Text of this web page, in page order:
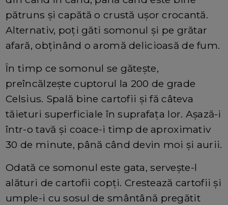
pătruns și capătă o crustă ușor crocantă.
Alternativ, poți găti somonul și pe grătar
afară, obținând o aromă delicioasă de fum.
În timp ce somonul se gătește,
preîncălzește cuptorul la 200 de grade
Celsius. Spală bine cartofii și fă câteva
tăieturi superficiale în suprafața lor. Așază-i
într-o tavă și coace-i timp de aproximativ
30 de minute, până când devin moi și aurii.
Odată ce somonul este gata, servește-l
alături de cartofii copți. Crestează cartofii și
umple-i cu sosul de smântână pregătit